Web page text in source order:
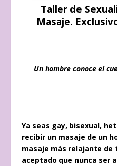
Taller de
Masaje.
Un hombre conoce el
Ya seas gay, bisexual,
recibir un masaje de un
masaje más relajante de
aceptado que nunca ser